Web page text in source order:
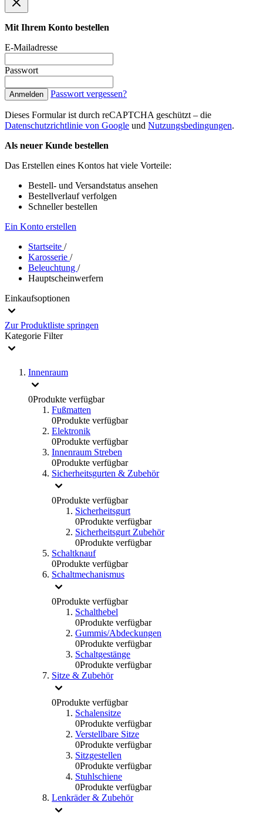
Mit Ihrem Konto bestellen
E-Mailadresse
Passwort
Anmelden Passwort vergessen?
Dieses Formular ist durch reCAPTCHA geschützt – die
Datenschutzrichtlinie von Google und Nutzungsbedingungen.
Als neuer Kunde bestellen
Das Erstellen eines Kontos hat viele Vorteile:
Bestell- und Versandstatus ansehen
Bestellverlauf verfolgen
Schneller bestellen
Ein Konto erstellen
Startseite /
Karosserie /
Beleuchtung /
Hauptscheinwerfern
Einkaufsoptionen
Zur Produktliste springen
Kategorie Filter
Innenraum
0Produkte verfügbar
Fußmatten
0Produkte verfügbar
Elektronik
0Produkte verfügbar
Innenraum Streben
0Produkte verfügbar
Sicherheitsgurten & Zubehör
0Produkte verfügbar
Sicherheitsgurt
0Produkte verfügbar
Sicherheitsgurt Zubehör
0Produkte verfügbar
Schaltknauf
0Produkte verfügbar
Schaltmechanismus
0Produkte verfügbar
Schalthebel
0Produkte verfügbar
Gummis/Abdeckungen
0Produkte verfügbar
Schaltgestänge
0Produkte verfügbar
Sitze & Zubehör
0Produkte verfügbar
Schalensitze
0Produkte verfügbar
Verstellbare Sitze
0Produkte verfügbar
Sitzgestellen
0Produkte verfügbar
Stuhlschiene
0Produkte verfügbar
Lenkräder & Zubehör